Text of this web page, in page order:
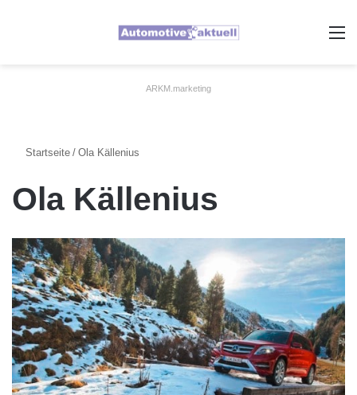
ARKM.marketing
Startseite / Ola Källenius
Ola Källenius